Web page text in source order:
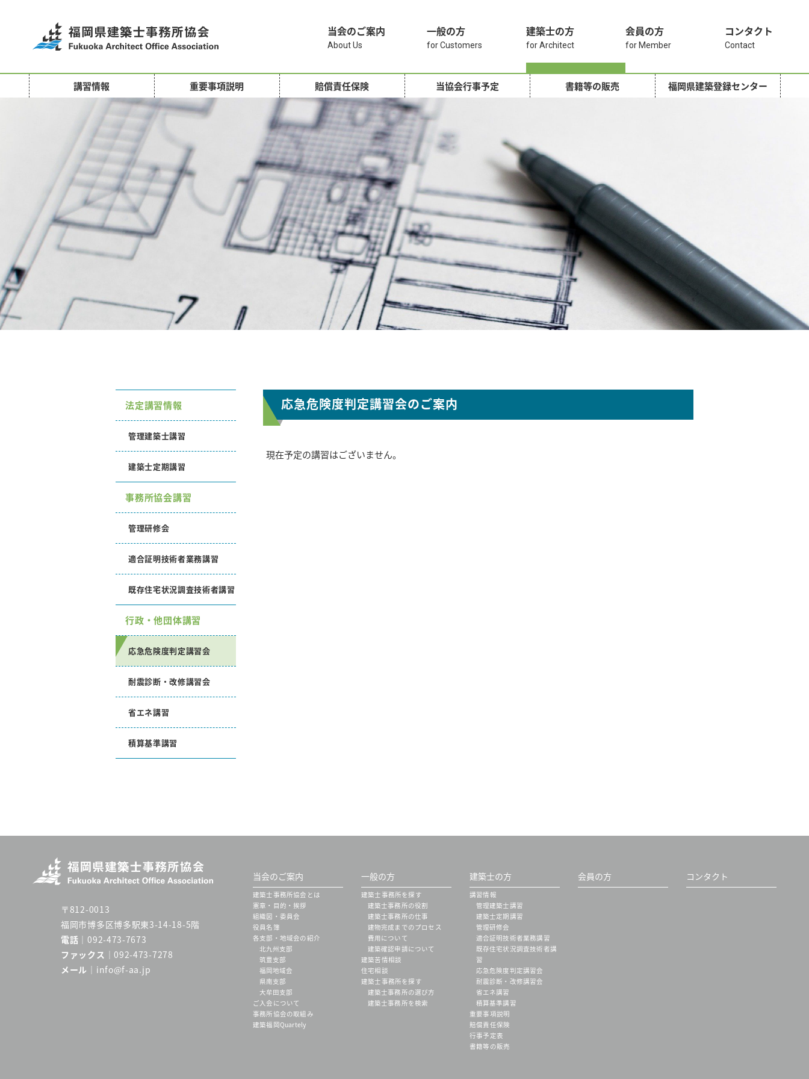
当会のご案内
About Us
一般の方
for Customers
建築士の方
for Architect
会員の方
for Member
コンタクト
Contact
講習情報 重要事項説明 賠償責任保険 当協会行事予定 書籍等の販売 福岡県建築登録センター
法定講習情報
管理建築士講習
建築士定期講習
事務所協会講習
管理研修会
適合証明技術者業務講習
既存住宅状況調査技術者講習
行政・他団体講習
応急危険度判定講習会
耐震診断・改修講習会
省エネ講習
積算基準講習
応急危険度判定講習会のご案内
現在予定の講習はございません。
〒812-0013
福岡市博多区博多駅東3-14-18-5階
電話
092-473-7673
ファックス
092-473-7278
メール
info@f-aa.jp
当会のご案内
建築士事務所協会とは
憲章・目的・挨拶
組織図・委員会
役員名簿
各支部・地域会の紹介
北九州支部
筑豊支部
福岡地域会
県南支部
大牟田支部
ご入会について
事務所協会の取組み
建築福岡Quartely
一般の方
建築士事務所を探す
建築士事務所の役割
建築士事務所の仕事
建物完成までのプロセス
費用について
建築確認申請について
建築苦情相談
住宅相談
建築士事務所を探す
建築士事務所の選び方
建築士事務所を検索
建築士の方
講習情報
管理建築士講習
建築士定期講習
管理研修会
適合証明技術者業務講習
既存住宅状況調査技術者講
習
応急危険度判定講習会
耐震診断・改修講習会
省エネ講習
積算基準講習
重要事項説明
賠償責任保険
行事予定表
書籍等の販売
会員の方 コンタクト